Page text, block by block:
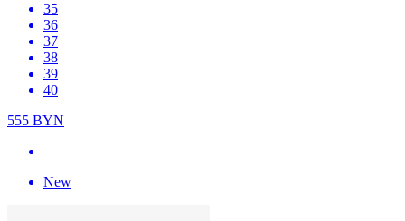
35
36
37
38
39
40
555 BYN
New